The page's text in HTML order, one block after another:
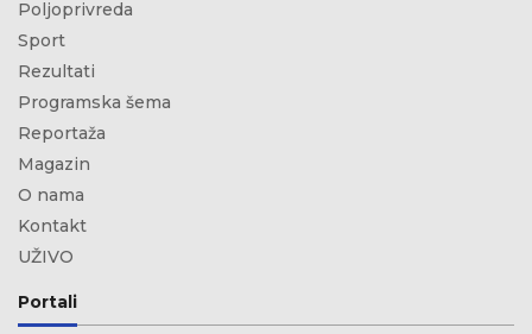
Poljoprivreda
Sport
Rezultati
Programska šema
Reportaža
Magazin
O nama
Kontakt
UŽIVO
Portali